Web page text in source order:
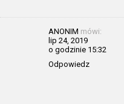
ANONIM mówi:
lip 24, 2019
o godzinie 15:32
Odpowiedz